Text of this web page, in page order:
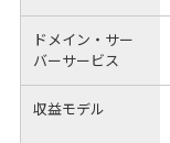
ドメイン・サー
バーサービス
収益モデル